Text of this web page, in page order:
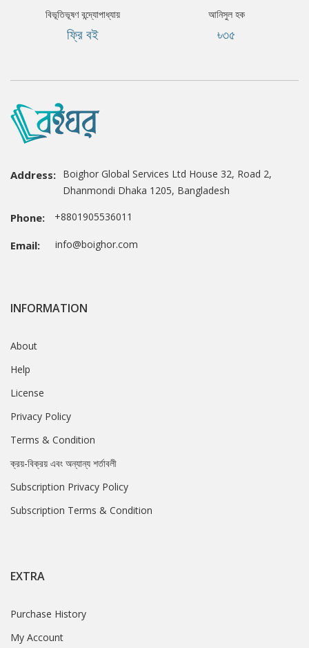
বিভূতিভূষণ বন্দ্যোপাধ্যায়
ফ্রি বই
আনিসুল হক
৳৩৫
Address: Boighor Global Services Ltd House 32, Road 2,
Dhanmondi Dhaka 1205, Bangladesh
Phone: +8801905536011
Email: info@boighor.com
INFORMATION
About
Help
License
Privacy Policy
Terms & Condition
ক্রয়-বিক্রয় এবং অন্যান্য শর্তাবলী
Subscription Privacy Policy
Subscription Terms & Condition
EXTRA
Purchase History
My Account